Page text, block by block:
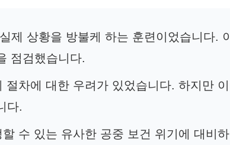
제 상황을 방불케 하는 훈련이었습니다.
점검했습니다.
절차에 대한 우려가 있었습니다. 하지만
다.
수 있는 유사한 공중 보건 위기에 대비